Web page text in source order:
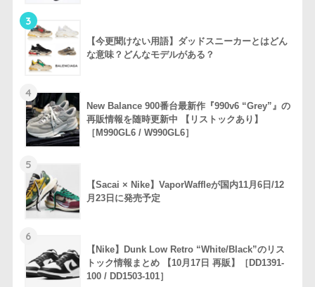
3
【今更聞けない用語】ダッドスニーカーとはどん
な意味？どんなモデルがある？
4
New Balance 900番台最新作『990v6 “Grey”』の
再販情報を随時更新中 【リストックあり】
［M990GL6 / W990GL6］
5
【Sacai × Nike】VaporWaffleが国内11月6日/12
月23日に発売予定
6
【Nike】Dunk Low Retro “White/Black”のリス
トック情報まとめ 【10月17日 再販】［DD1391-
100 / DD1503-101］